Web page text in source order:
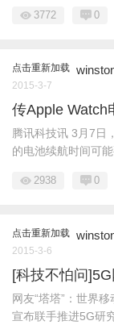
3772 0
点击重新加载
2015-3-7
传Apple Watch
腾讯科技讯 3月7日
的电池续航时间可能
2938 0
点击重新加载
2015-3-6
[科技不怕问
网友“塔塔”：世界
宣布联手推进5G研